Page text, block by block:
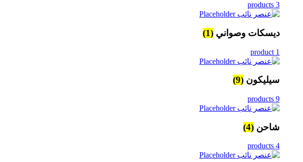
3 products
ديسكات وصواني (1)
1 product
سيليكون (9)
9 products
شاحن (4)
4 products